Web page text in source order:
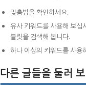
맞춤법을 확인하세요.
유사 키워드를 사용해 보십
블릿을 검색해 봅니다.
하나 이상의 키워드를 사용
다른 글들을 둘러